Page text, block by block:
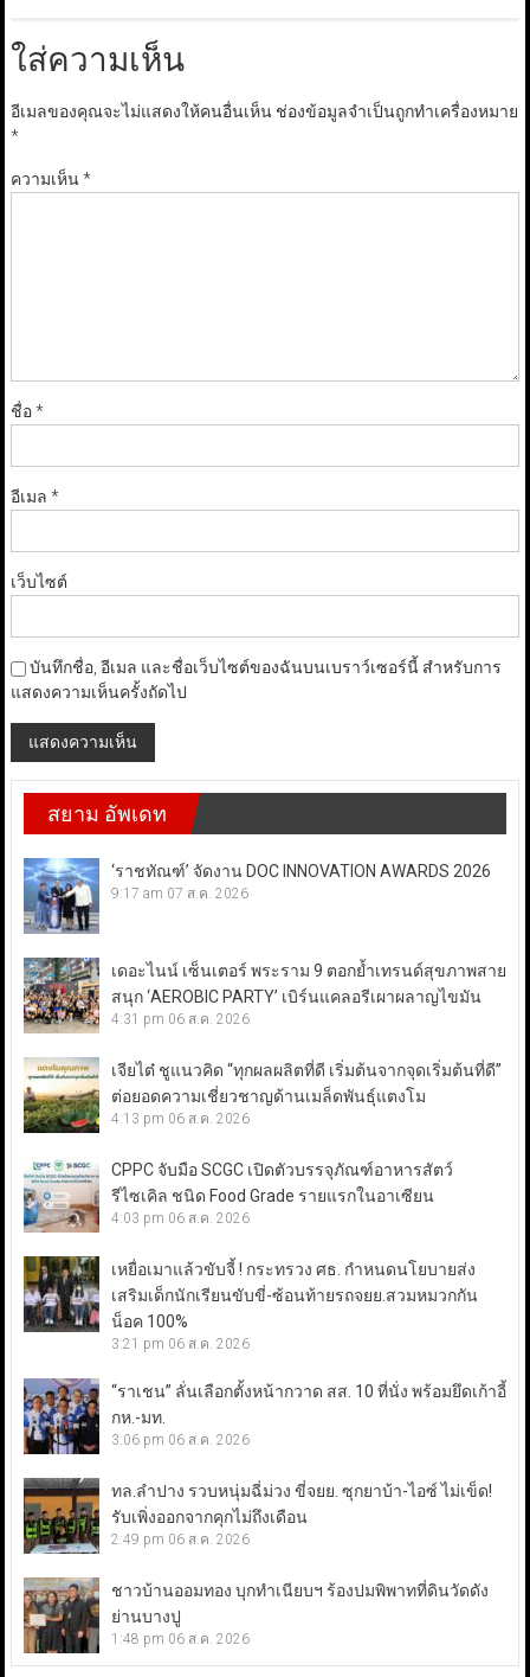
ใส่ความเห็น
อีเมลของคุณจะไม่แสดงให้คนอื่นเห็น ช่องข้อมูลจำเป็นถูกทำเครื่องหมาย
*
ความเห็น*
ชื่อ*
อีเมล *
เว็บไซต์
บันทึกชื่อ, อีเมล และชื่อเว็บไซต์ของฉันบนเบราว์เซอร์นี้ สำหรับการ
แสดงความเห็นครั้งถัดไป
สยาม อัพเดท
‘ราชทัณฑ์’ จัดงาน DOC INNOVATION AWARDS 2026
9:17 am 07 ส.ค. 2026
เดอะไนน์ เซ็นเตอร์ พระราม 9 ตอกย้ำเทรนด์สุขภาพสาย
สนุก ‘AEROBIC PARTY’ เบิร์นแคลอรีเผาผลาญไขมัน
4:31 pm 06 ส.ค. 2026
เจียไต๋ ชูแนวคิด “ทุกผลผลิตที่ดี เริ่มต้นจากจุดเริ่มต้นที่ดี”
ต่อยอดความเชี่ยวชาญด้านเมล็ดพันธุ์แตงโม
4:13 pm 06 ส.ค. 2026
CPPC จับมือ SCGC เปิดตัวบรรจุภัณฑ์อาหารสัตว์
รีไซเคิล ชนิด Food Grade รายแรกในอาเซียน
4:03 pm 06 ส.ค. 2026
เหยื่อเมาแล้วขับจี้ ! กระทรวง ศธ. กำหนดนโยบายส่ง
เสริมเด็กนักเรียนขับขี่-ซ้อนท้ายรถจยย.สวมหมวกกัน
น็อค 100%
3:21 pm 06 ส.ค. 2026
“ราเชน” ลั่นเลือกตั้งหน้ากวาด สส. 10 ที่นั่ง พร้อมยึดเก้าอี้
กห.-มท.
3:06 pm 06 ส.ค. 2026
ทล.ลำปาง รวบหนุ่มฉี่ม่วง ขี่จยย. ซุกยาบ้า-ไอซ์ ไม่เข็ด!
รับเพิ่งออกจากคุกไม่ถึงเดือน
2:49 pm 06 ส.ค. 2026
ชาวบ้านออมทอง บุกทำเนียบฯ ร้องปมพิพาทที่ดินวัดดัง
ย่านบางปู
1:48 pm 06 ส.ค. 2026